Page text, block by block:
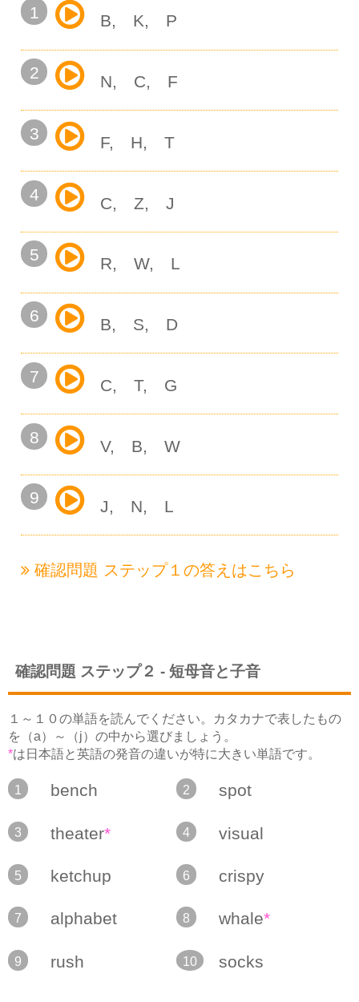
1 B K P
2 N C F
3 F H T
4 C Z J
5 R W L
6 B S D
7 C T G
8 V B W
9 J N L
確認問題 ステップ１の答えはこちら
確認問題 ステップ２ - 短母音と子音
１～１０の単語を読んでください。カタカナで表したもの
を（a）～（j）の中から選びましょう。
*は日本語と英語の発音の違いが特に大きい単語です。
1 bench 2 spot
3 theater* 4 visual
5 ketchup 6 crispy
7 alphabet 8 whale*
9 rush 10 socks